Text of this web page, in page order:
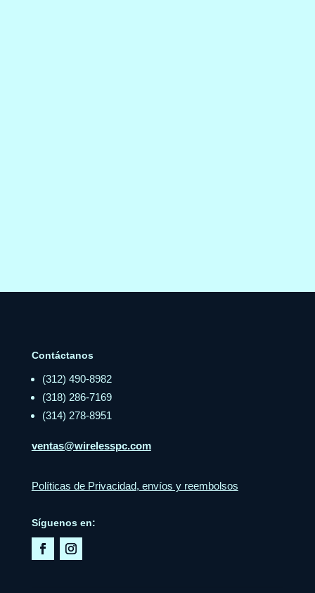
Contáctanos
(312) 490-8982
(318) 286-7169
(314) 278-8951
ventas@wirelesspc.com
Políticas de Privacidad, envíos y reembolsos
Síguenos en: